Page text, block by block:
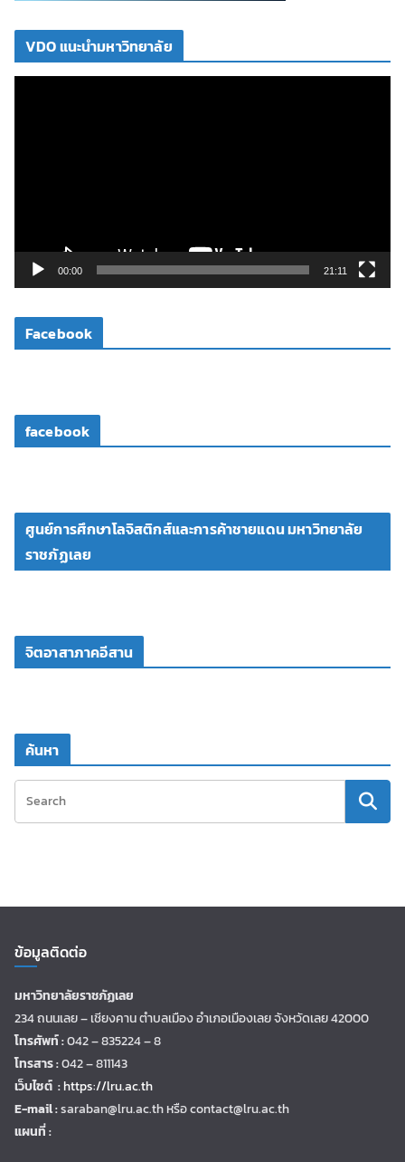
VDO แนะนำมหาวิทยาลัย
ดี
โ
00:00 21:11
Facebook
facebook
ศูนย์การศึกษาโลจิสติกส์และการค้าชายแดน มหาวิทยาลัย
ราชภัฏเลย
จิตอาสาภาคอีสาน
ค้นหา
ข้อมูลติดต่อ
มหาวิทยาลัยราชภัฏเลย
234 ถนนเลย – เชียงคาน ตำบลเมือง อำเภอเมืองเลย จังหวัดเลย 42000
โทรศัพท์ :042 – 835224 – 8
โทรสาร :042 – 811143
เว็บไซต์ :https://lru.ac.th
E-mail :saraban@lru.ac.thหรือ contact@lru.ac.th
แผนที่ :